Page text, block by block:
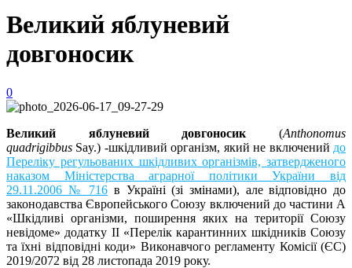
Великий яблуневий
довгоносик
0
Великий яблуневий довгоносик (Anthonomus
quadrigibbus Say.) -шкідливий організм, який не включений до
Переліку регульованих шкідливих організмів, затвердженого
наказом Міністерства аграрної політики України від
29.11.2006 № 716 в Україні (зі змінами), але відповідно до
законодавства Європейського Союзу включений до частини А
«Шкідливі організми, поширення яких на території Союзу
невідоме» додатку II «Перелік карантинних шкідників Союзу
та їхні відповідні коди» Виконавчого регламенту Комісії (ЄС)
2019/2072 від 28 листопада 2019 року.